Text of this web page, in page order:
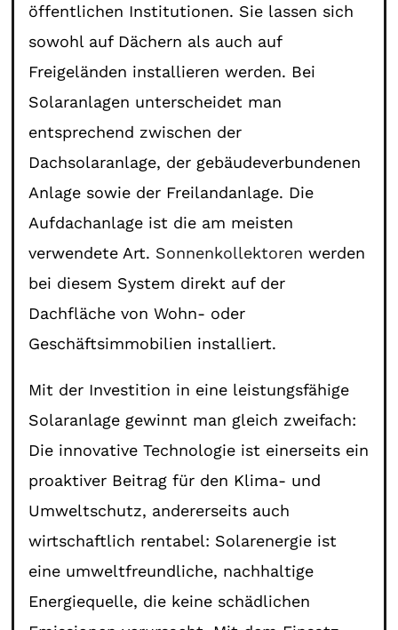
öffentlichen Institutionen. Sie lassen sich
sowohl auf Dächern als auch auf
Freigeländen installieren werden. Bei
Solaranlagen unterscheidet man
entsprechend zwischen der
Dachsolaranlage, der gebäudeverbundenen
Anlage sowie der Freilandanlage. Die
Aufdachanlage ist die am meisten
verwendete Art. Sonnenkollektoren werden
bei diesem System direkt auf der
Dachfläche von Wohn- oder
Geschäftsimmobilien installiert.
Mit der Investition in eine leistungsfähige
Solaranlage gewinnt man gleich zweifach:
Die innovative Technologie ist einerseits ein
proaktiver Beitrag für den Klima- und
Umweltschutz, andererseits auch
wirtschaftlich rentabel: Solarenergie ist
eine umweltfreundliche, nachhaltige
Energiequelle, die keine schädlichen